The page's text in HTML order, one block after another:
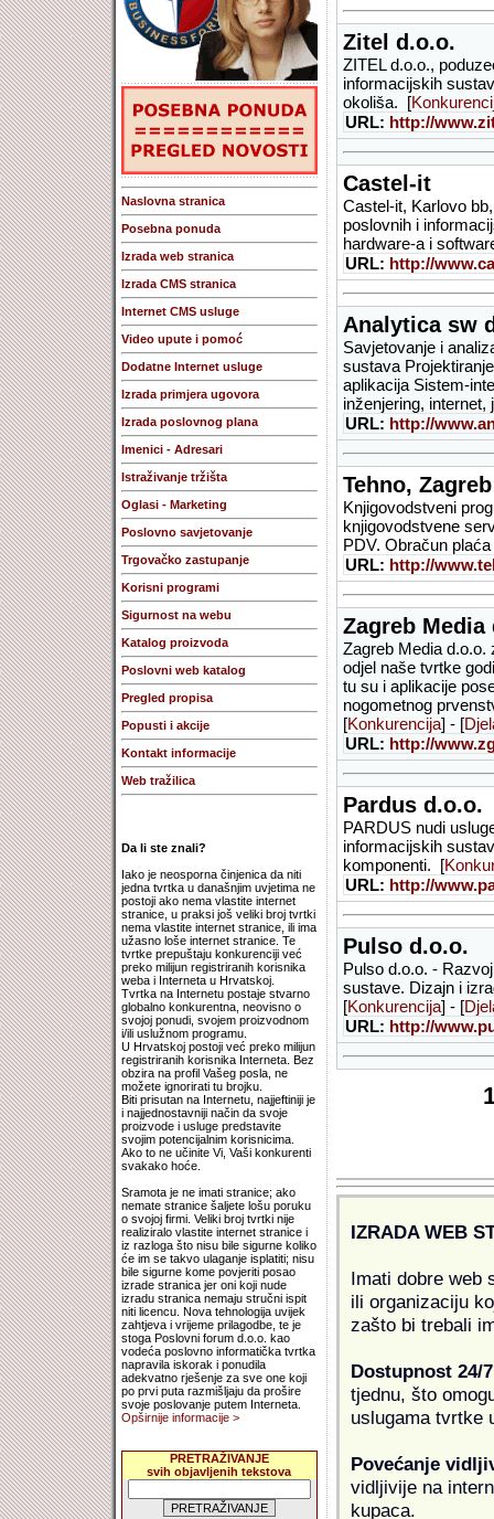
Naslovna stranica
Posebna ponuda
Izrada web stranica
Izrada CMS stranica
Internet CMS usluge
Video upute i pomoć
Dodatne Internet usluge
Izrada primjera ugovora
Izrada poslovnog plana
Imenici - Adresari
Istraživanje tržišta
Oglasi - Marketing
Poslovno savjetovanje
Trgovačko zastupanje
Korisni programi
Sigurnost na webu
Katalog proizvoda
Poslovni web katalog
Pregled propisa
Popusti i akcije
Kontakt informacije
Web tražilica
Da li ste znali?
Iako je neosporna činjenica da niti
jedna tvrtka u današnjim uvjetima ne
postoji ako nema vlastite internet
stranice, u praksi još veliki broj tvrtki
nema vlastite internet stranice, ili ima
užasno loše internet stranice. Te
tvrtke prepuštaju konkurenciji već
preko milijun registriranih korisnika
weba i Interneta u Hrvatskoj.
Tvrtka na Internetu postaje stvarno
globalno konkurentna, neovisno o
svojoj ponudi, svojem proizvodnom
i/ili uslužnom programu.
U Hrvatskoj postoji već preko milijun
registriranih korisnika Interneta. Bez
obzira na profil Vašeg posla, ne
možete ignorirati tu brojku.
Biti prisutan na Internetu, najjeftiniji je
i najjednostavniji način da svoje
proizvode i usluge predstavite
svojim potencijalnim korisnicima.
Ako to ne učinite Vi, Vaši konkurenti
svakako hoće.
Sramota je ne imati stranice; ako
nemate stranice šaljete lošu poruku
o svojoj firmi. Veliki broj tvrtki nije
realiziralo vlastite internet stranice i
iz razloga što nisu bile sigurne koliko
će im se takvo ulaganje isplatiti; nisu
bile sigurne kome povjeriti posao
izrade stranica jer oni koji nude
izradu stranica nemaju stručni ispit
niti licencu. Nova tehnologija uvijek
zahtjeva i vrijeme prilagodbe, te je
stoga Poslovni forum d.o.o. kao
vodeća poslovno informatička tvrtka
napravila iskorak i ponudila
adekvatno rješenje za sve one koji
po prvi puta razmišljaju da prošire
svoje poslovanje putem Interneta.
Opširnije informacije >
PRETRAŽIVANJE
svih objavljenih tekstova
Zitel d.o.o.
ZITEL d.o.o.,
informacijskih
okoliša. [
URL: http://
Castel-it
Castel-it, Karlovo
poslovnih i
hardware-a i
URL: http://
Analytica sw
Savjetovanje i
sustava
aplikacija Sistem-
inženjering,
URL: http://
Tehno, Zagreb
Knjigovodstveni
knjigovodstvene
PDV. Obračun
URL: http://
Zagreb Media
Zagreb Media d.o.o.
odjel naše tvrtke
tu su i aplikacije
nogometnog
[Konkurencija] - [
URL: http://
Pardus d.o.o.
PARDUS nudi
informacijskih
komponenti. [
URL: http://
Pulso d.o.o.
Pulso d.o.o. -
sustave. Dizajn i
[Konkurencija] - [
URL: http://
IZRADA WEB
Imati dobre web
ili organizaciju
zašto bi trebali
Dostupnost 24/7
tjednu, što
uslugama tvrtke
Povećanje
vidljivije na
kupaca.